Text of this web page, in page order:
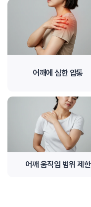
어깨에 심한 압통
어깨 움직임 범위 제한